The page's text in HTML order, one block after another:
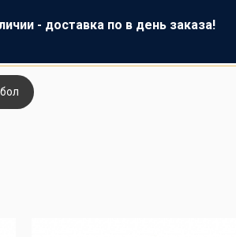
- доставка по в день заказа!